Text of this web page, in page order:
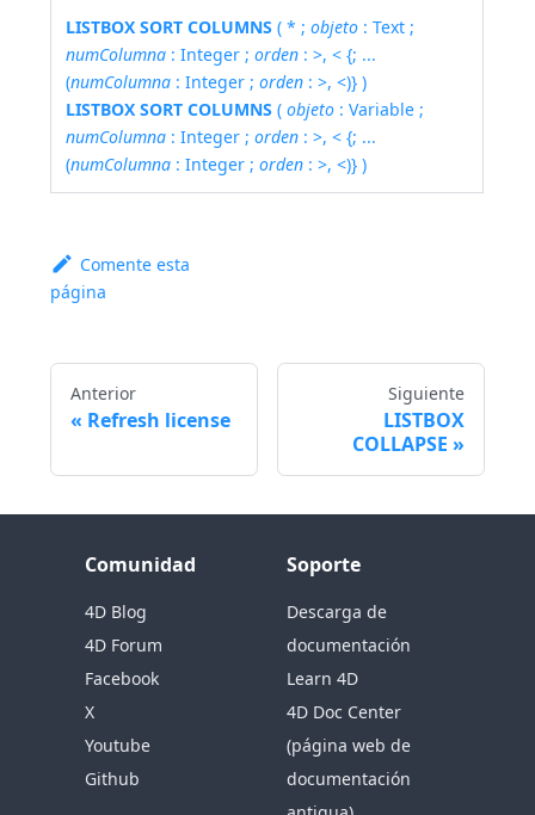
LISTBOX SORT COLUMNS ( * ;objeto : Text ;
numColumna : Integer ;orden : >, < {; ...
(numColumna : Integer ;orden : >, <)} )
LISTBOX SORT COLUMNS (objeto : Variable ;
numColumna : Integer ;orden : >, < {; ...
(numColumna : Integer ;orden : >, <)} )
Comente esta
página
Anterior
Refresh license
Siguiente
LISTBOX
COLLAPSE
Comunidad
4D Blog
4D Forum
Facebook
X
Youtube
Github
Soporte
Descarga de
documentación
Learn 4D
4D Doc Center
(página web de
documentación